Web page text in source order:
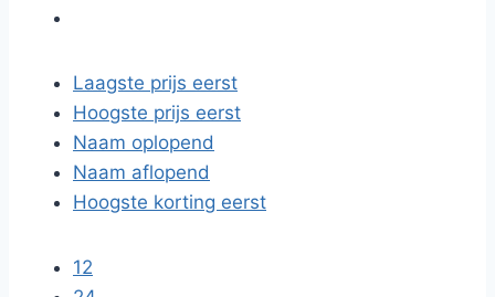
Laagste prijs eerst
Hoogste prijs eerst
Naam oplopend
Naam aflopend
Hoogste korting eerst
12